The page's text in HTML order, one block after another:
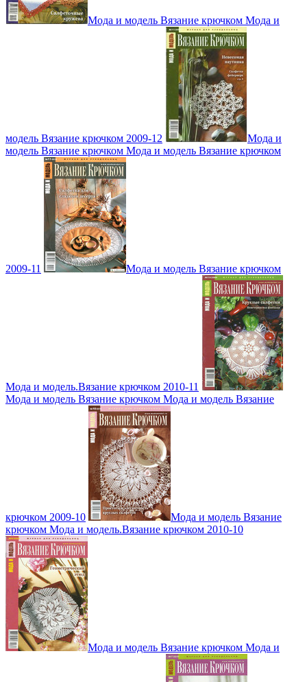
Мода и модель Вязание крючком Мода и
модель Вязание крючком 2009-12
Мода и
модель Вязание крючком Мода и модель Вязание крючком
2009-11 Мода и модель Вязание крючком
Мода и модель.Вязание крючком 2010-11
Мода и модель Вязание крючком Мода и модель Вязание
крючком 2009-10
Мода и модель Вязание
крючком Мода и модель.Вязание крючком 2010-10
Мода и модель Вязание крючком Мода и